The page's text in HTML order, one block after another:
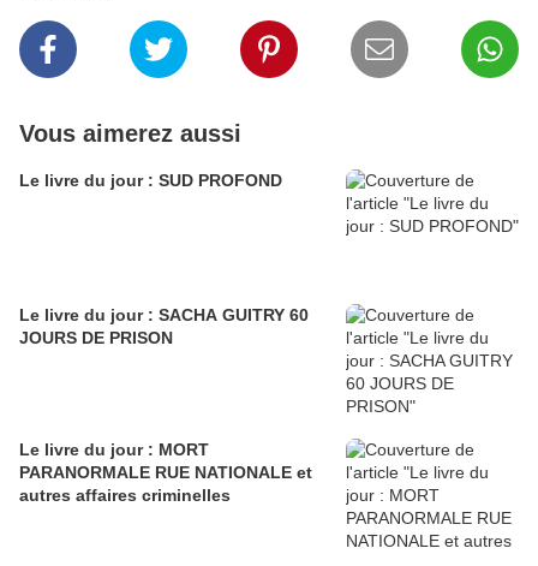
Vous aimerez aussi
Le livre du jour : SUD PROFOND
Le livre du jour : SACHA GUITRY 60
JOURS DE PRISON
Le livre du jour : MORT
PARANORMALE RUE NATIONALE et
autres affaires criminelles